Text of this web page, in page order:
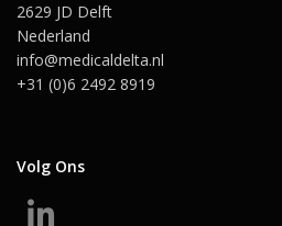
2629 JD Delft
Nederland
info@medicaldelta.nl
+31 (0)6 2492 8919
Volg Ons